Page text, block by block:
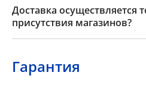
Доставка осуществляется
присутствия магазинов?
Гарантия